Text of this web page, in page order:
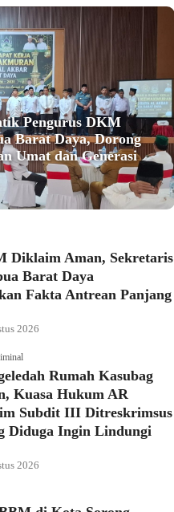
Pengurus DKM
Barat Daya, Dorong
Umat dan Generasi
Diklaim Aman, Sekretaris
Barat Daya
Fakta Antrean Panjang
2026
Rumah Kasubag
Kuasa Hukum AR
Subdit III Ditreskrimsus
Diduga Ingin Lindungi
2026